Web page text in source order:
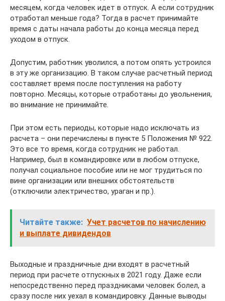
месяцем, когда человек идет в отпуск. А если сотрудник
отработал меньше года? Тогда в расчет принимайте
время с даты начала работы до конца месяца перед
уходом в отпуск.
Допустим, работник уволился, а потом опять устроился
в эту же организацию. В таком случае расчетный период
составляет время после поступления на работу
повторно. Месяцы, которые отработаны до увольнения,
во внимание не принимайте.
При этом есть периоды, которые надо исключать из
расчета – они перечислены в пункте 5 Положения № 922.
Это все то время, когда сотрудник не работал.
Например, был в командировке или в любом отпуске,
получал социальное пособие или не мог трудиться по
вине организации или внешних обстоятельств
(отключили электричество, ураган и пр.).
Читайте также: Учет расчетов по начислению
и выплате дивидендов
Выходные и праздничные дни входят в расчетный
период при расчете отпускных в 2021 году. Даже если
непосредственно перед праздниками человек болел, а
сразу после них уехал в командировку. Данные выводы